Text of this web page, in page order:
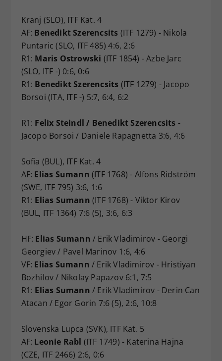
Kranj (SLO), ITF Kat. 4
AF: Benedikt Szerencsits (ITF 1279) - Nikola
Puntaric (SLO, ITF 485) 4:6, 2:6
R1: Maris Ostrowski (ITF 1854) - Azbe Jarc
(SLO, ITF -) 0:6, 0:6
R1: Benedikt Szerencsits (ITF 1279) - Jacopo
Borsoi (ITA, ITF -) 5:7, 6:4, 6:2
R1: Felix Steindl / Benedikt Szerencsits -
Jacopo Borsoi / Daniele Rapagnetta 3:6, 4:6
Sofia (BUL), ITF Kat. 4
AF: Elias Sumann (ITF 1768) - Alfons Ridström
(SWE, ITF 795) 3:6, 1:6
R1: Elias Sumann (ITF 1768) - Viktor Kirov
(BUL, ITF 1364) 7:6 (5), 3:6, 6:3
HF: Elias Sumann / Erik Vladimirov - Georgi
Georgiev / Pavel Marinov 1:6, 4:6
VF: Elias Sumann / Erik Vladimirov - Hristiyan
Bozhilov / Nikolay Papazov 6:1, 7:5
R1: Elias Sumann / Erik Vladimirov - Derin Can
Atacan / Egor Gorin 7:6 (5), 2:6, 10:8
Slovenska Lupca (SVK), ITF Kat. 5
AF: Leonie Rabl (ITF 1749) - Katerina Hajna
(CZE, ITF 2466) 2:6, 0:6